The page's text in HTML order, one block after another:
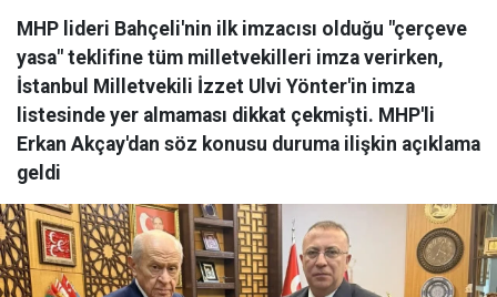
MHP lideri Bahçeli'nin ilk imzacısı olduğu "çerçeve
yasa" teklifine tüm milletvekilleri imza verirken,
İstanbul Milletvekili İzzet Ulvi Yönter'in imza
listesinde yer almaması dikkat çekmişti. MHP'li
Erkan Akçay'dan söz konusu duruma ilişkin açıklama
geldi